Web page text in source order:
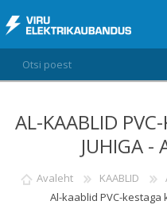
LOGI SISSE
SOOVIKORV 0
AL-KAABLID
JUHIGA -
Avaleht KAABLID
Al-kaablid PVC-kestaga